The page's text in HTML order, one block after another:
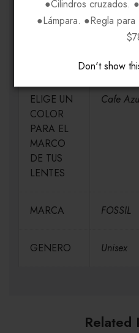
●Cilindros cruzados.
●Lámpara. ●Regla
Don't show
MEDIDAS H55-
Metal
ELIGE UN
COLOR
PARA EL
MARCO
DE TUS
LENTES
Cafe
MARCA FOSSIL
GENERO Unisex
Related